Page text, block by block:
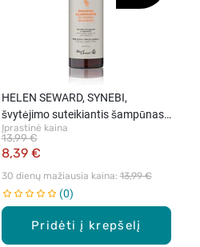
Pridėti į krepšelį
HELEN SEWARD, SYNEBI,
švytėjimo suteikiantis šampūnas
su arganų aliejumi, 300 ml
Įprastinė kaina
8,39 €
13,99 €
30 dienų mažiausia kaina: 13,99 €
0